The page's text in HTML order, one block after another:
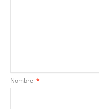
Nombre *